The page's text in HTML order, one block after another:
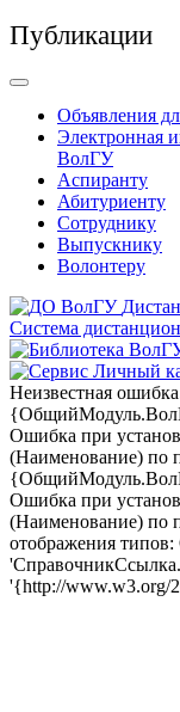
Публикации
Объявления
Электронная
ВолГУ
Аспиранту
Абитуриенту
Сотруднику
Выпускнику
Волонтеру
Система
Неизвестная
Ошибка при
(Наименование) по
Ошибка при
(Наименование) по
отображения
'{http://www.w3.org/